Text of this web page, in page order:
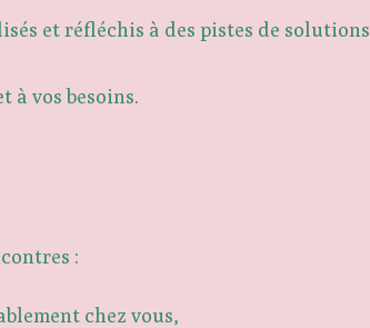
et réfléchis à des pistes de solutions
à vos besoins.
:
chez vous,